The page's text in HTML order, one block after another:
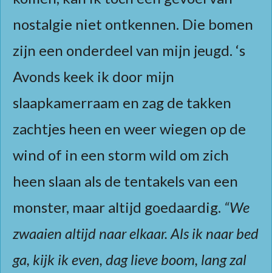
nostalgie niet ontkennen. Die bomen
zijn een onderdeel van mijn jeugd. ‘s
Avonds keek ik door mijn
slaapkamerraam en zag de takken
zachtjes heen en weer wiegen op de
wind of in een storm wild om zich
heen slaan als de tentakels van een
monster, maar altijd goedaardig. “We
zwaaien altijd naar elkaar. Als ik naar bed
ga, kijk ik even, dag lieve boom, lang zal